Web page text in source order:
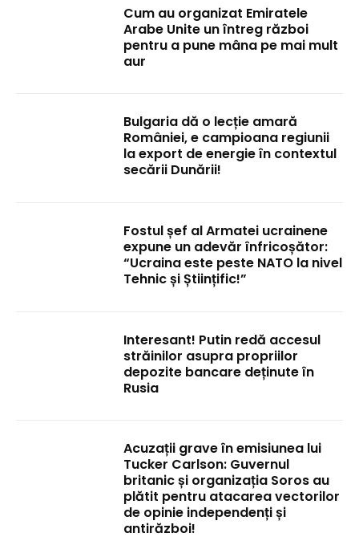
Cum au organizat Emiratele
Arabe Unite un întreg război
pentru a pune mâna pe mai mult
aur
Bulgaria dă o lecție amară
României, e campioana regiunii
la export de energie în contextul
secării Dunării!
Fostul șef al Armatei ucrainene
expune un adevăr înfricoșător:
“Ucraina este peste NATO la nivel
Tehnic și Științific!”
Interesant! Putin redă accesul
străinilor asupra propriilor
depozite bancare deținute în
Rusia
Acuzații grave în emisiunea lui
Tucker Carlson: Guvernul
britanic și organizația Soros au
plătit pentru atacarea vectorilor
de opinie independenți și
antirăzboi!